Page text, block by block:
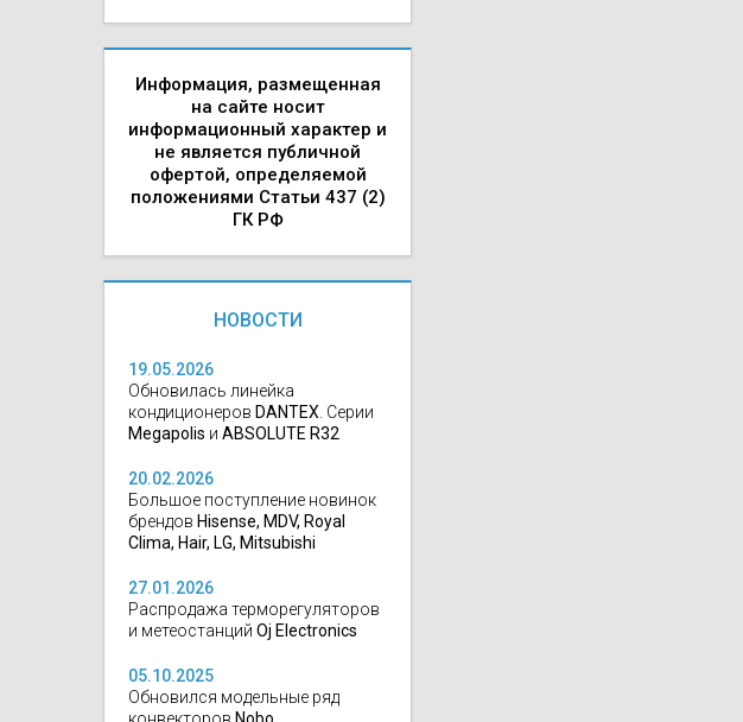
Информация, размещенная
на сайте носит
информационный характер и
не является публичной
офертой, определяемой
положениями Статьи 437 (2)
ГК РФ
НОВОСТИ
19.05.2026
Обновилась линейка
кондиционеров DANTEX. Серии
Megapolis и ABSOLUTE R32
20.02.2026
Большое поступление новинок
брендов Hisense, MDV, Royal
Clima, Hair, LG, Mitsubishi
27.01.2026
Распродажа терморегуляторов
и метеостанций Oj Electronics
05.10.2025
Обновился модельные ряд